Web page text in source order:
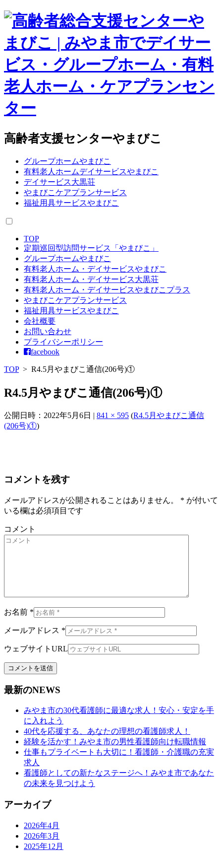
高齢者支援センターやまびこ
グループホームやまびこ
有料老人ホームデイサービスやまびこ
デイサービス大黒荘
やまびこケアプランサービス
福祉用具サービスやまびこ
TOP
定期巡回型訪問サービス「やまびこ」
グループホームやまびこ
有料老人ホーム・デイサービスやまびこ
有料老人ホーム・デイサービス大黒荘
有料老人ホーム・デイサービスやまびこプラス
やまびこケアプランサービス
福祉用具サービスやまびこ
会社概要
お問い合わせ
プライバシーポリシー
facebook
TOP> R4.5月やまびこ通信(206号)①
R4.5月やまびこ通信(206号)①
公開日時： 2022年5月6日 | 841 × 595 (R4.5月やまびこ通信
(206号)①)
コメントを残す
メールアドレスが公開されることはありません。 * が付いて
いる欄は必須項目です
コメント
お名前 *
メールアドレス *
ウェブサイトURL
最新のNEWS
みやま市の30代看護師に最適な求人！安心・安定を手
に入れよう
40代を応援する、あなたの理想の看護師求人！
経験を活かす！みやま市の男性看護師向け転職情報
仕事もプライベートも大切に！看護師・介護職の充実
求人
看護師としての新たなステージへ！みやま市であなた
の未来を見つけよう
アーカイブ
2026年4月
2026年3月
2025年12月